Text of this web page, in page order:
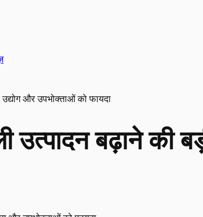
और उपभोक्ताओं को फायदा
उत्पादन बढ़ाने की